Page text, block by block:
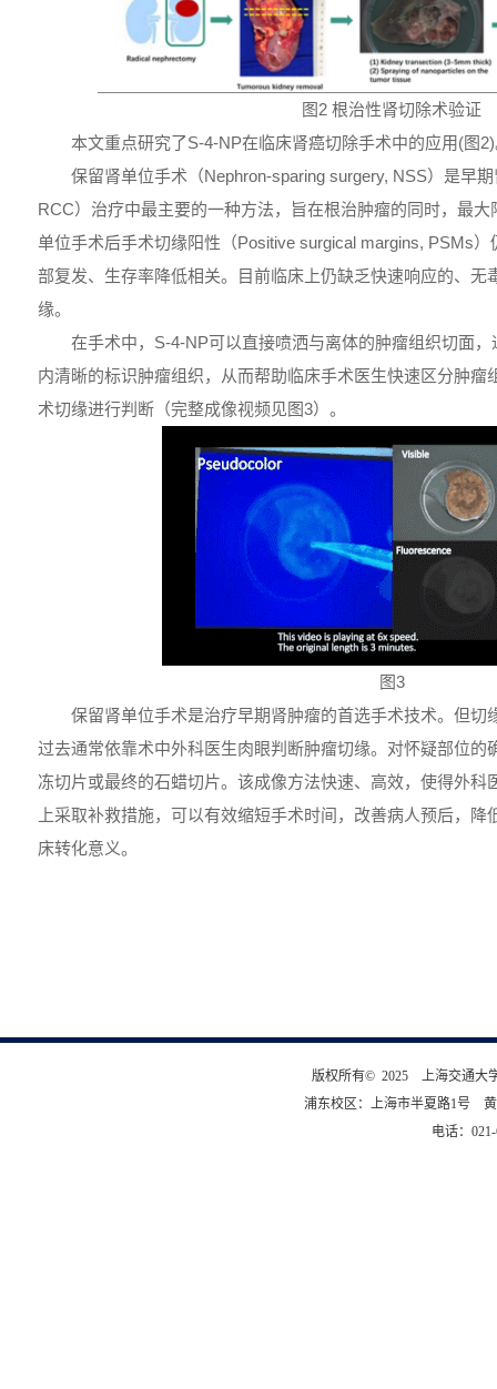
版权所有© 2025 上海交通大
浦东校区：上海市半夏路1号
电话：
图2 根治性肾切除术验证
本文重点研究了S-4-NP在临床肾癌切除手术中的应用(图
保留肾单位手术（Nephron-sparing surgery, NSS）是早
RCC）治疗中最主要的一种方法，旨在根治肿瘤的同时，最
单位手术后手术切缘阳性（Positive surgical margins, PSMs
部复发、生存率降低相关。目前临床上仍缺乏快速响应的、无
缘。
在手术中，S-4-NP可以直接喷洒与离体的肿瘤组织切面
内清晰的标识肿瘤组织，从而帮助临床手术医生快速区分肿瘤
术切缘进行判断（完整成像视频见图3）。
图3
保留肾单位手术是治疗早期肾肿瘤的首选手术技术。但切
过去通常依靠术中外科医生肉眼判断肿瘤切缘。对怀疑部位的
冻切片或最终的石蜡切片。该成像方法快速、高效，使得外科
上采取补救措施，可以有效缩短手术时间，改善病人预后，
床转化意义。